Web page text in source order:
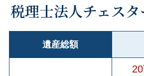
税理士法人チェス
遺産総額